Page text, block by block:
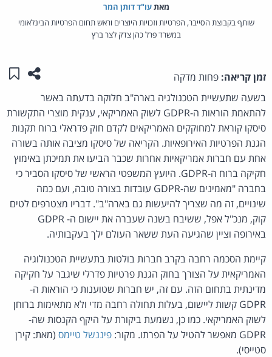
מאת‏עו"ד דותן המר
שותף בקבוצת הסייבר, הפרטיות וזכויות היוצרים וראש תחום הפרטיות הבינלאומי
במשרד פרל כהן צדק לצר ברץ
זמן קריאה: פחות מדקה שתפו
בשעה שתעשיית הטכנולגיה בארה"ב חלוקה בדעתה באשר
להתאמת הוראות ה-GDPR לשוק האמריקאי, ענקית מוצרי התקשורת
סיסקו קוראת למחוקקים האמריקאים לקדם חוק פדראלי ברוח תקנות
הגנת הפרטיות האירופאיות. הקריאה של סיסקו מציבה אותה בשורה
אחת עם חברות אמריקאיות אחרות שכבר הביעו את תמיכתן באימוץ
חקיקה ברוח ה-GDPR. היועץ המשפטי הראשי של סיסקו הסביר כי
בחברה "מאמינים שה-GDPR עובדות בצורה טובה, ועם כמה
שינויים, זה מה שצריך להיעשות גם בארה"ב". דבריו מצטרפים לטים
קוק, מנכ"ל אפל, ששיבח בשנה שעברה את יישום ה- GDPR
באירופה וציין שהגיעה העת ששאר העולם ילך בעקבותיה.
קיימת הסכמה רחבה בקרב חברות בולטות בתעשיית הטכנולוגיה
האמריקאית על הצורך בחוק הגנת פרטיות פדרלי שיגבר על חקיקה
מדינתית בתחום הזה. עם זה, יש חברות שטוענות כי הוראות ה-
GDPR קשות ליישום, בעלות תחולה רחבה מדי ולא מתאימות ברוחן
לשוק האמריקאי. כמו כן, נשמעת ביקורת על היקף הקנסות שה-
GDPR מאפשר להטיל על הפרתו. מקור:
פיננשל טיימס (מאת: קירן
סטייסי).